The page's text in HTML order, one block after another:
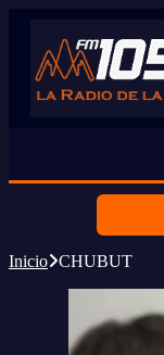
Inicio CHUBUT